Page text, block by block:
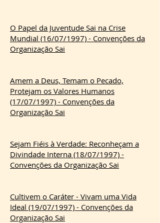
O Papel da Juventude Sai na Crise
Mundial (16/07/1997) - Convenções da
Organização Sai
Amem a Deus, Temam o Pecado,
Protejam os Valores Humanos
(17/07/1997) - Convenções da
Organização Sai
Sejam Fiéis à Verdade: Reconheçam a
Divindade Interna (18/07/1997) -
Convenções da Organização Sai
Cultivem o Caráter - Vivam uma Vida
Ideal (19/07/1997) - Convenções da
Organização Sai